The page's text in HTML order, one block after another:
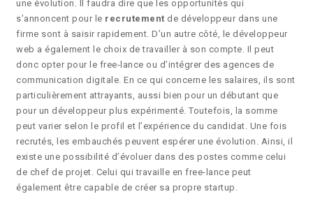
une évolution. Il faudra dire que les opportunités qui
s’annoncent pour le recrutement de développeur dans une
firme sont à saisir rapidement. D’un autre côté, le développeur
web a également le choix de travailler à son compte. Il peut
donc opter pour le free-lance ou d’intégrer des agences de
communication digitale. En ce qui concerne les salaires, ils sont
particulièrement attrayants, aussi bien pour un débutant que
pour un développeur plus expérimenté. Toutefois, la somme
peut varier selon le profil et l’expérience du candidat. Une fois
recrutés, les embauchés peuvent espérer une évolution. Ainsi, il
existe une possibilité d’évoluer dans des postes comme celui
de chef de projet. Celui qui travaille en free-lance peut
également être capable de créer sa propre startup.